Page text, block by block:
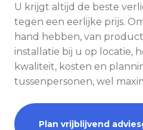
U krijgt altijd de beste
tegen een eerlijke prijs.
hand hebben, van
installatie bij u op locatie,
kwaliteit, kosten en
tussenpersonen, wel
Plan vrijblijvend